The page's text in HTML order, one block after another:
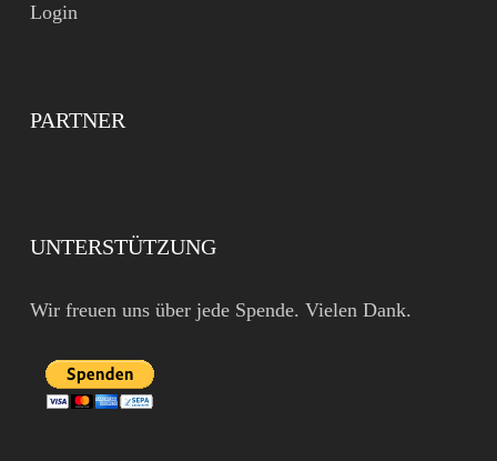
Login
PARTNER
UNTERSTÜTZUNG
Wir freuen uns über jede Spende. Vielen Dank.